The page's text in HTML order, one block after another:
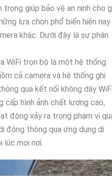
giúp bảo vệ an ninh cho
lựa chọn phổ biến hiện nay
khác. Dưới đây là sự phân
WiFi trọn bộ là một hệ thống
cả camera và hệ thống ghi
qua kết nối không dây
cấp hình ảnh chất lượng cao,
động xảy ra trong phạm vi
động thông qua ứng dụng di
lúc mọi nơi.